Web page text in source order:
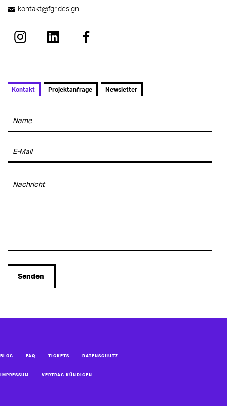
kontakt@fgr.design
Kontakt Projektanfrage Newsletter
BLOG FAQ TICKETS DATENSCHUTZ
IMPRESSUM VERTRAG KÜNDIGEN